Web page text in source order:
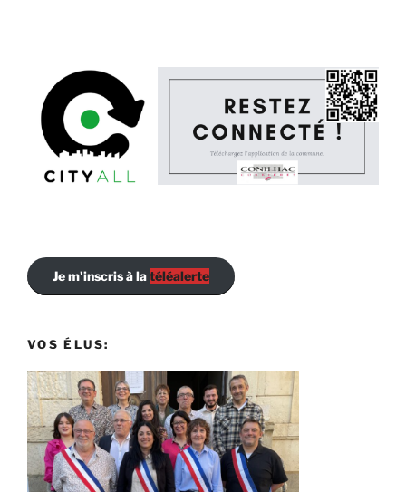
Je m'inscris à latéléalerte
VOS ÉLUS: